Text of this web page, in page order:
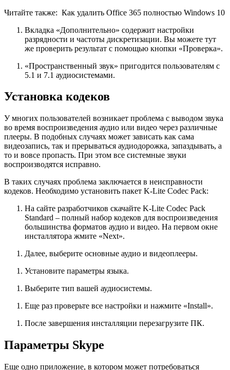
Читайте также: Как удалить Office 365 полностью Windows 10
Вкладка «Дополнительно» содержит настройки
разрядности и частоты дискретизации. Вы можете тут
же проверить результат с помощью кнопки «Проверка».
«Пространственный звук» пригодится пользователям с
5.1 и 7.1 аудиосистемами.
Установка кодеков
У многих пользователей возникает проблема с выводом звука
во время воспроизведения аудио или видео через различные
плееры. В подобных случаях может зависать как сама
видеозапись, так и прерываться аудиодорожка, запаздывать, а
то и вовсе пропасть. При этом все системные звуки
воспроизводятся исправно.
В таких случаях проблема заключается в неисправности
кодеков. Необходимо установить пакет K-Lite Codec Pack:
На сайте разработчиков скачайте K-Lite Codec Pack
Standard – полный набор кодеков для воспроизведения
большинства форматов аудио и видео. На первом окне
инсталлятора жмите «Next».
Далее, выберите основные аудио и видеоплееры.
Установите параметры языка.
Выберите тип вашей аудиосистемы.
Еще раз проверьте все настройки и нажмите «Install».
После завершения инсталляции перезагрузите ПК.
Параметры Skype
Еще одно приложение, в котором может потребоваться